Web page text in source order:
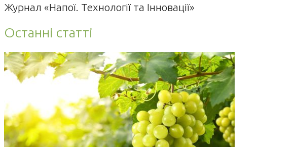
Журнал «Напої. Технології та Інновації»
Останні статті